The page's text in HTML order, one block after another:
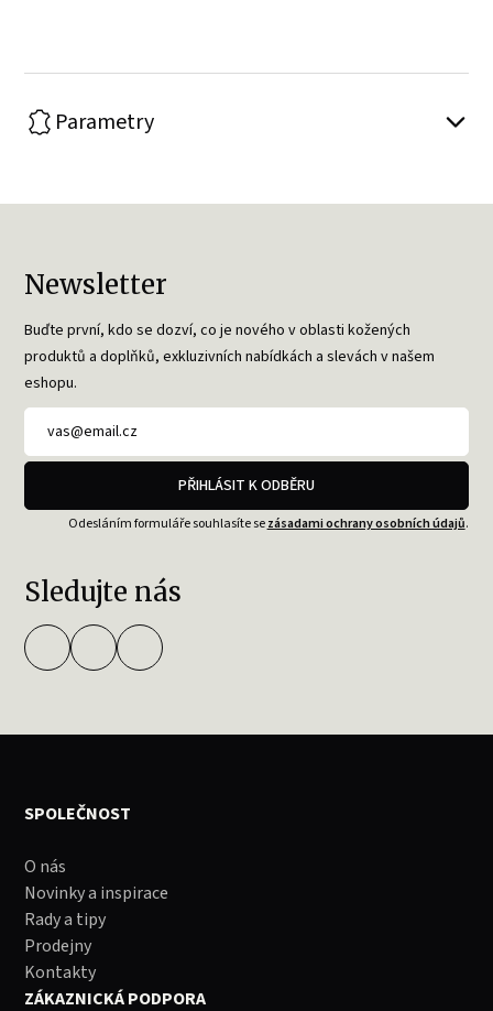
Parametry
Newsletter
Buďte první, kdo se dozví, co je nového v oblasti kožených
produktů a doplňků, exkluzivních nabídkách a slevách v našem
eshopu.
PŘIHLÁSIT K ODBĚRU
Odesláním formuláře souhlasíte sezásadami ochrany osobních údajů.
Sledujte nás
SPOLEČNOST
O nás
Novinky a inspirace
Rady a tipy
Prodejny
Kontakty
ZÁKAZNICKÁ PODPORA